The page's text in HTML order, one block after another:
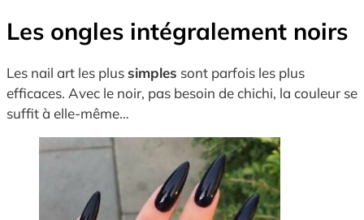
Les ongles intégralement noirs
Les nail art les plus simples sont parfois les plus
efficaces. Avec le noir, pas besoin de chichi, la couleur se
suffit à elle-même…